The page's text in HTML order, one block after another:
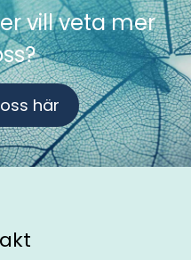
vill veta mer
här